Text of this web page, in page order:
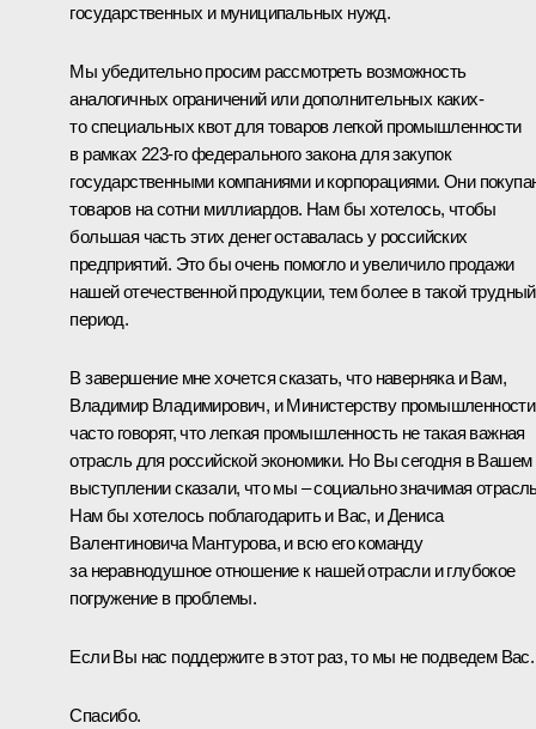
государственных и муниципальных нужд.
Мы убедительно просим рассмотреть возможность
аналогичных ограничений или дополнительных каких-
то специальных квот для товаров легкой промышленности
в рамках 223-го федерального закона для закупок
государственными компаниями и корпорациями. Они
товаров на сотни миллиардов. Нам бы хотелось, чтобы
большая часть этих денег оставалась у российских
предприятий. Это бы очень помогло и увеличило продажи
нашей отечественной продукции, тем более в такой трудный
период.
В завершение мне хочется сказать, что наверняка и Вам,
Владимир Владимирович, и Министерству промышленности
часто говорят, что легкая промышленность не такая важная
отрасль для российской экономики. Но Вы сегодня в Вашем
выступлении сказали, что мы – социально значимая
Нам бы хотелось поблагодарить и Вас, и Дениса
Валентиновича Мантурова, и всю его команду
за неравнодушное отношение к нашей отрасли и глубокое
погружение в проблемы.
Если Вы нас поддержите в этот раз, то мы не подведем Вас.
Спасибо.